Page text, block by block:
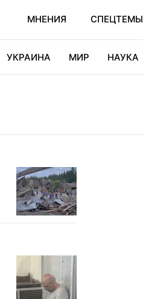
МНЕНИЯ СПЕЦТЕМЫ
УКРАИНА МИР НАУКА